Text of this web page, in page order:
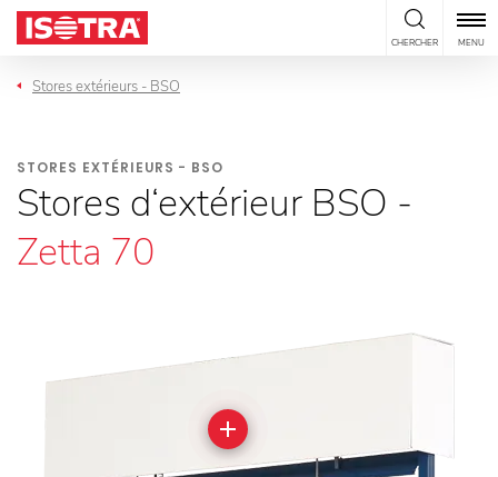
Passer au contenu
CHERCHER MENU
Stores extérieurs - BSO
STORES EXTÉRIEURS - BSO
Stores d‘extérieur BSO -
Zetta 70